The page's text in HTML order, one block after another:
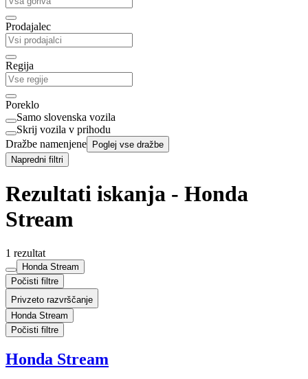
Prodajalec
Regija
Poreklo
Samo slovenska vozila
Skrij vozila v prihodu
Dražbe namenjene Poglej vse dražbe
Napredni filtri
Rezultati iskanja - Honda
Stream
1 rezultat
Honda Stream
Počisti filtre
Privzeto razvrščanje
Honda Stream
Počisti filtre
Honda Stream